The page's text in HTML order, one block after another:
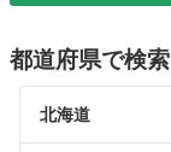
都道府県で検索
北海道